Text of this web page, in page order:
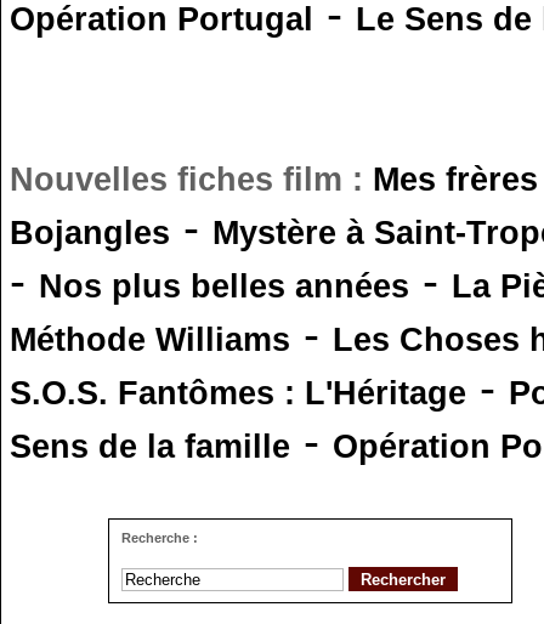
Opération Portugal - Le Sens
Nouvelles fiches film : Mes
Bojangles - Mystère à Saint-
- Nos plus belles années - La
Méthode Williams - Les Choses
S.O.S. Fantômes : L'Héritage -
Sens de la famille - Opération
Recherche :